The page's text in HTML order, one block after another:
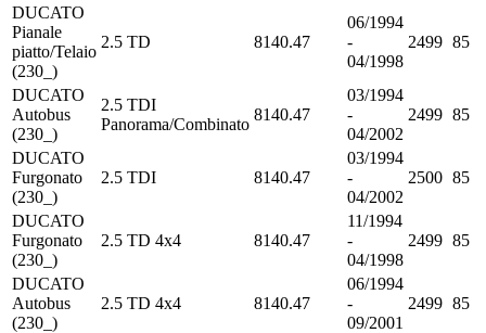
DUCATO
Pianale
piatto/Telaio
(230_)
2.5 TD 8140.47
06/1994
-
04/1998
2499 85
DUCATO
Autobus
(230_)
2.5 TDI
Panorama/Combinato
8140.47
03/1994
-
04/2002
2499 85
DUCATO
Furgonato
(230_)
2.5 TDI 8140.47
03/1994
-
04/2002
2500 85
DUCATO
Furgonato
(230_)
2.5 TD 4x4 8140.47
11/1994
-
04/1998
2499 85
DUCATO
Autobus
(230_)
2.5 TD 4x4 8140.47
06/1994
-
09/2001
2499 85